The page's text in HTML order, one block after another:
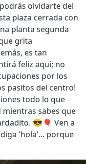
olvidarte del
plaza cerrada con
planta segunda
grita
es tan
feliz aquí; no
por los
pasitos del centro!
todo lo que
sabes que
😎🎈 Ven a
'hola'... porque